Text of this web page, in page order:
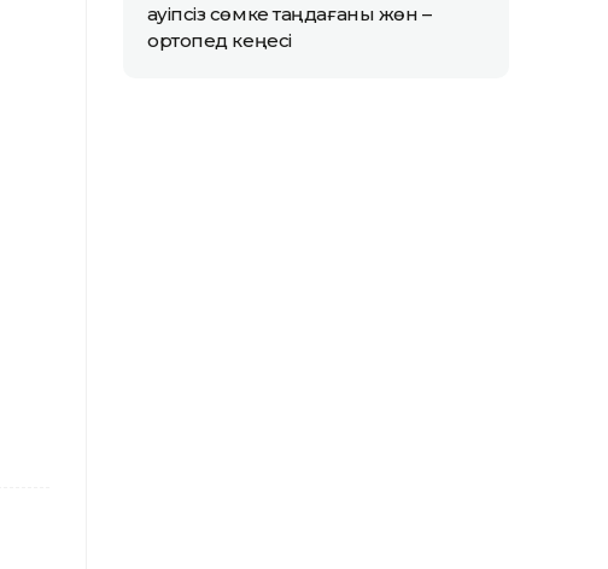
қауіпсіз сөмке таңдағаны жөн –
ортопед кеңесі